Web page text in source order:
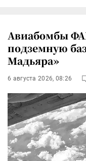
Авиабомбы
подземную
Мадьяра»
6 августа 2026, 08:26